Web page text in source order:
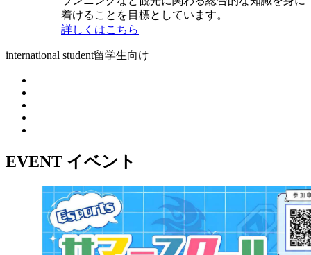
着けることを目標としています。
詳しくはこちら
international student留学生向け
EVENT イベント